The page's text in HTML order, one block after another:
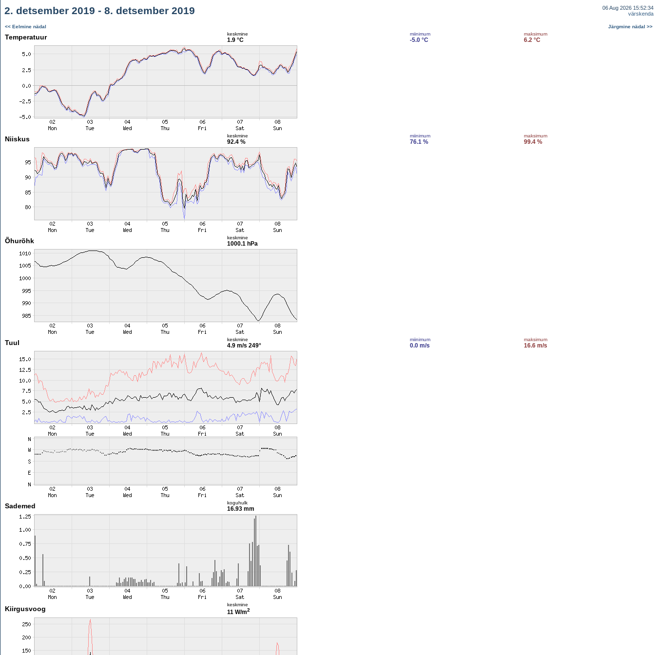
2. detsember 2019 - 8. detsember 2019
06 Aug 2026 15:52:34
värskenda
<< Eelmine nädal Järgmine nädal >>
Temperatuur keskmine
1.9 °C
miinimum
-5.0 °C
maksimum
6.2 °C
Niiskus keskmine
92.4 %
miinimum
76.1 %
maksimum
99.4 %
Õhurõhk keskmine
1000.1 hPa
Tuul keskmine
4.9 m/s 249°
miinimum
0.0 m/s
maksimum
16.6 m/s
Sademed koguhulk
16.93 mm
Kiirgusvoog
keskmine
11 W/m2